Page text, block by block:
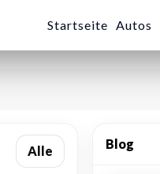
Startseite Autos
Alle Blog